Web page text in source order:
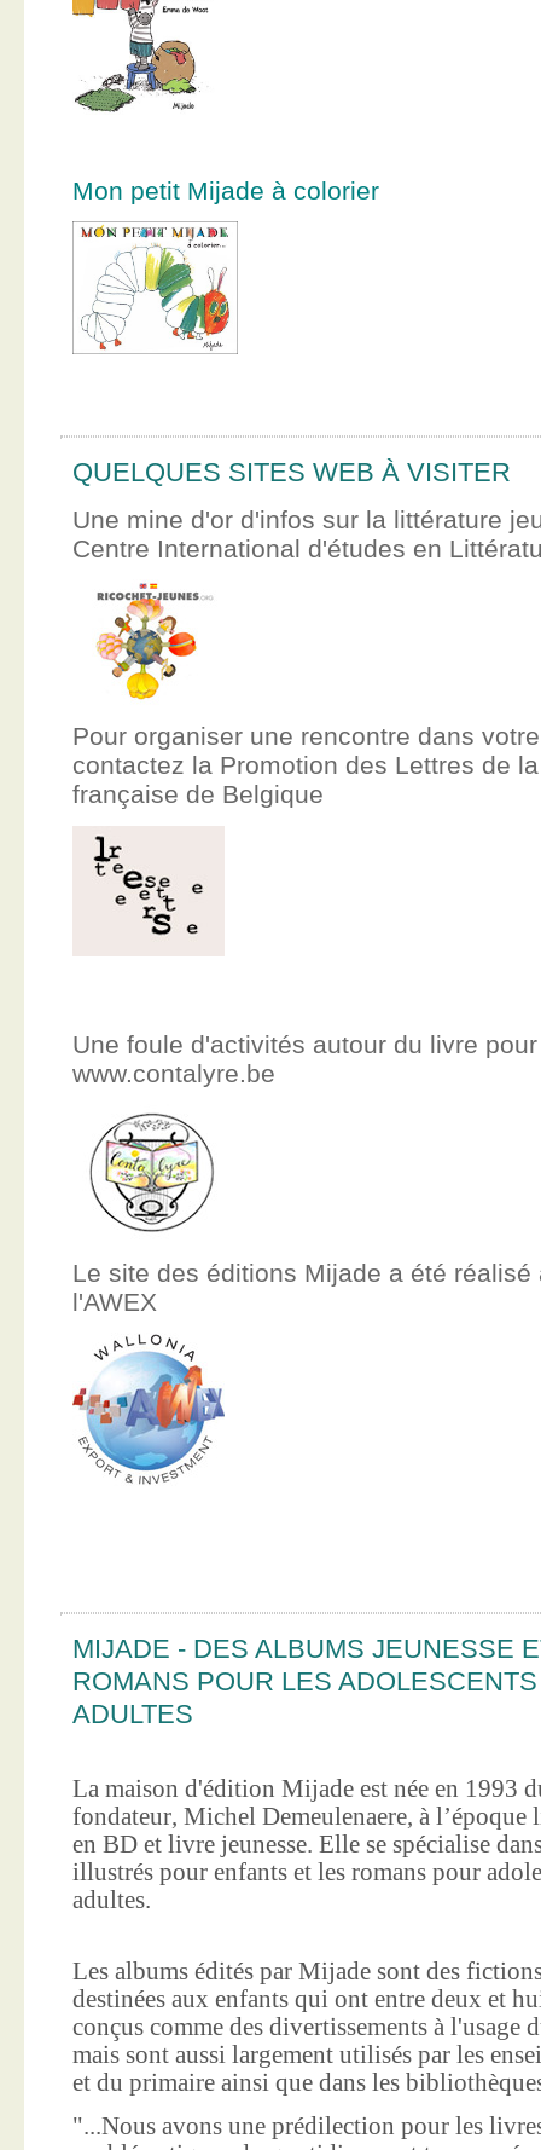
Mon petit Mijade à colorier
QUELQUES SITES WEB À VISITER
Une mine d'or d'infos sur la littérature
Centre International d'études en
Pour organiser une rencontre dans
contactez la Promotion des Lettres de
française de Belgique
Une foule d'activités autour du livre
www.contalyre.be
Le site des éditions Mijade a été réalisé
l'AWEX
MIJADE - DES ALBUMS JEUNESSE
ROMANS POUR LES
ADULTES
La maison d'édition Mijade est née en 1993
fondateur, Michel Demeulenaere, à l’époque
en BD et livre jeunesse. Elle se spécialise
illustrés pour enfants et les romans pour
adultes.
Les albums édités par Mijade sont des
destinées aux enfants qui ont entre deux et
conçus comme des divertissements à
mais sont aussi largement utilisés par les
et du primaire ainsi que dans les
"...Nous avons une prédilection pour les